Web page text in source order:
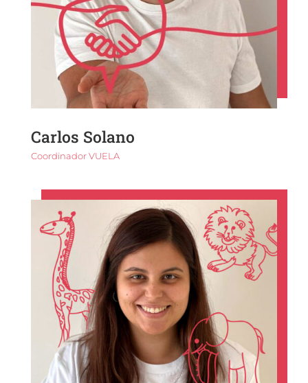
Carlos Solano
Coordinador VUELA